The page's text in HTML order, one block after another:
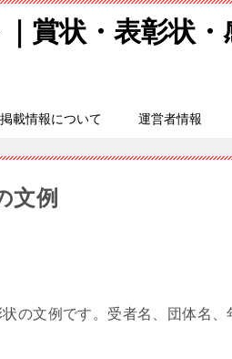
賞状・表彰状・
掲載情報について 運営者情報
文例
の文例です。受者名、団体名